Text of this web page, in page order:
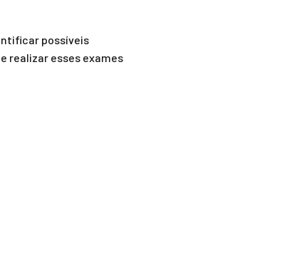
possíveis
realizar esses exames